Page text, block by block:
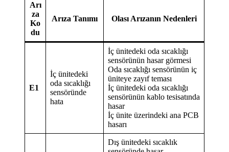
Arı
za
Ko
du
Arıza Tanımı Olası Arızanın Nedenleri
E1
İç ünitedeki
oda sıcaklığı
sensöründe
hata
İç ünitedeki oda sıcaklığı
sensörünün hasar görmesi
Oda sıcaklığı sensörünün iç
üniteye zayıf teması
İç ünitedeki oda sıcaklığı
sensörünün kablo tesisatında
hasar
İç ünite üzerindeki ana PCB
hasarı
Dış ünitedeki sıcaklık